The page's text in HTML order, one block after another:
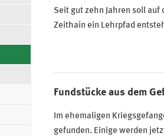
Seit gut zehn Jahren soll
Zeithain ein Lehrpfad
Fundstücke aus dem
Im ehemaligen
gefunden. Einige werden